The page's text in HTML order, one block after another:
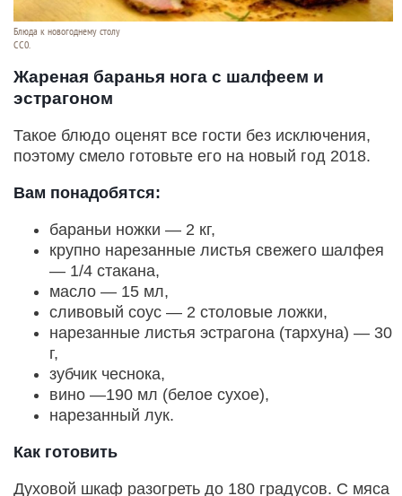
Блюда к новогоднему столу
СС0.
Жареная баранья нога с шалфеем и
эстрагоном
Такое блюдо оценят все гости без исключения,
поэтому смело готовьте его на новый год 2018.
Вам понадобятся:
бараньи ножки — 2 кг,
крупно нарезанные листья свежего шалфея
— 1/4 стакана,
масло — 15 мл,
сливовый соус — 2 столовые ложки,
нарезанные листья эстрагона (тархуна) — 30
г,
зубчик чеснока,
вино —190 мл (белое сухое),
нарезанный лук.
Как готовить
Духовой шкаф разогреть до 180 градусов. С мяса